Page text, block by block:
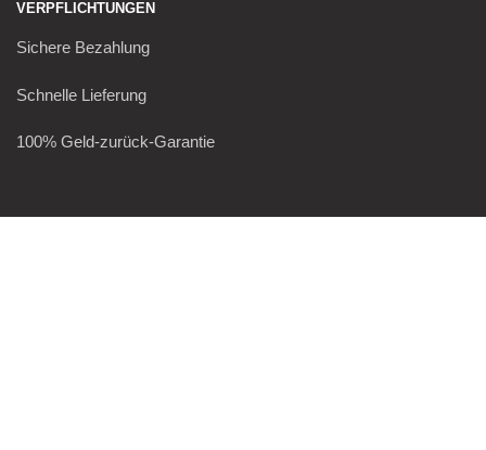
VERPFLICHTUNGEN
Sichere Bezahlung
Schnelle Lieferung
100% Geld-zurück-Garantie